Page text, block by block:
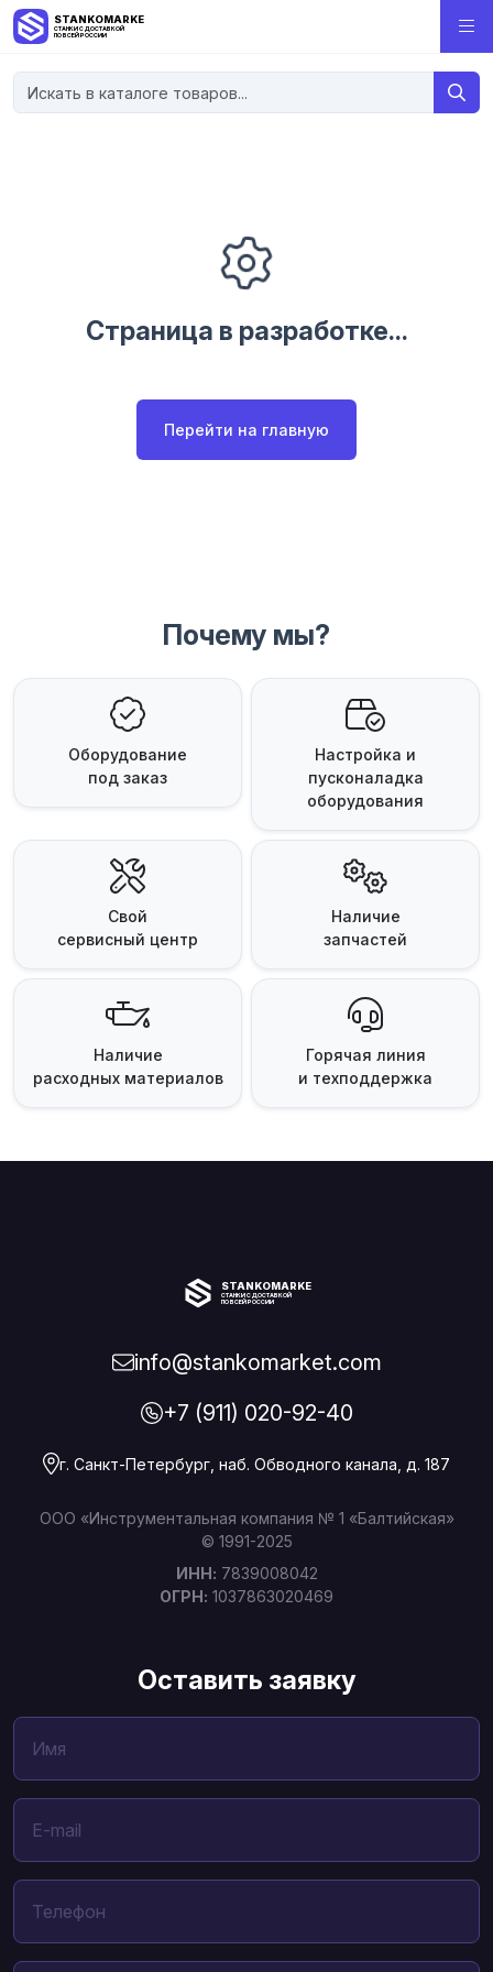
STANKOMARKET
СТАНКИ С ДОСТАВКОЙ
ПО ВСЕЙ РОССИИ
Страница в разработке...
Перейти на главную
Почему мы?
Оборудование
под заказ
Настройка и
пусконаладка
оборудования
Свой
сервисный центр
Наличие
запчастей
Наличие
расходных материалов
Горячая линия
и техподдержка
STANKOMARKET
СТАНКИ С ДОСТАВКОЙ
ПО ВСЕЙ РОССИИ
info@stankomarket.com
+7 (911) 020-92-40
г. Санкт-Петербург, наб. Обводного канала, д. 187
ООО «Инструментальная компания № 1 «Балтийская»
© 1991-2025
ИНН: 7839008042
ОГРН: 1037863020469
Оставить заявку